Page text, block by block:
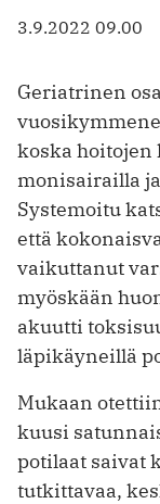
3.9.2022 09.00
Geriatrinen
koska hoitojen
monisairailla
Systemoitu
että
vaikuttanut
myöskään
akuutti
läpikäyneillä
Mukaan
kuusi
potilaat saivat
tutkittavaa,